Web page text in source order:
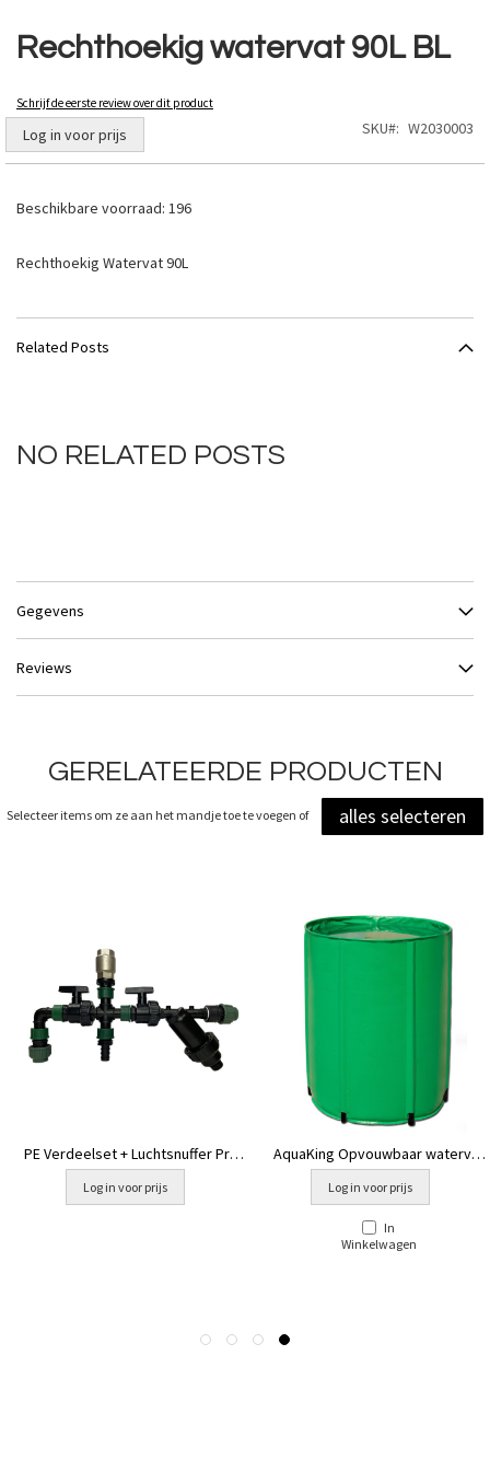
Rechthoekig watervat 90L BL
Schrijf de eerste review over dit product
Log in voor prijs SKU W2030003
Beschikbare voorraad: 196
Rechthoekig Watervat 90L
naar
het
van
afbeeldingen-
gallerij
Related Posts
NO RELATED POSTS
Gegevens
Reviews
GERELATEERDE PRODUCTEN
Selecteer items om ze aan het mandje toe te voegen of alles selecteren
PE Verdeelset + Luchtsnuffer Prof
Groen [watervat hoger]
Log in voor prijs
AquaKing Opvouwbaar watervat
380L
Log in voor prijs
In
Winkelwagen